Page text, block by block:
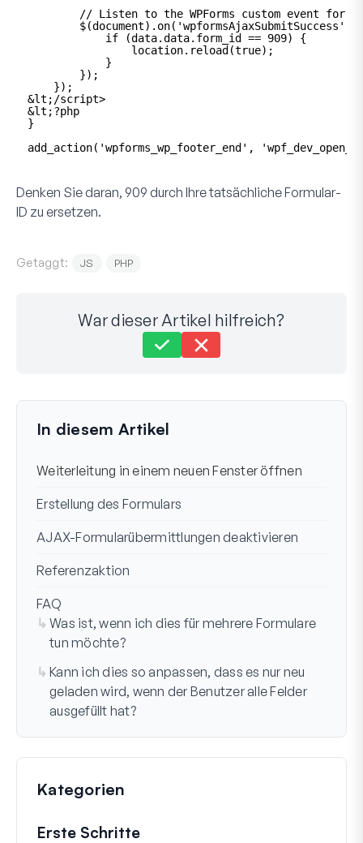
// Listen to the WPForms custom event for
if (data.data.form_id == 909) {
location.reload(true);
}
});
});
&lt;/script>
&lt;?php
}
add_action('wpforms_wp_footer_end',
Denken Sie daran, 909 durch Ihre tatsächliche Formular-
ID zu ersetzen.
Getaggt: JS PHP
War dieser Artikel hilfreich?
Zuletzt aktualisiert am 30. Sep 2024
In diesem Artikel
Weiterleitung in einem neuen Fenster öffnen
Erstellung des Formulars
AJAX-Formularübermittlungen deaktivieren
Referenzaktion
FAQ
Was ist, wenn ich dies für mehrere Formulare
tun möchte?
Kann ich dies so anpassen, dass es nur neu
geladen wird, wenn der Benutzer alle Felder
ausgefüllt hat?
Kategorien
Erste Schritte